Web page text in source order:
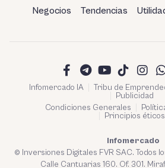
Negocios Tendencias
Infomercado IA Tribu de
Publicidad
Condiciones Generales
Principios éticos
Infomercado
© Inversiones Digitales FVR SAC. Todos
Calle Cantuarias 160. Of. 301.